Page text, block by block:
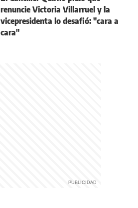
renuncie Victoria Villarruel y la
vicepresidenta lo desafió: "cara a
cara"